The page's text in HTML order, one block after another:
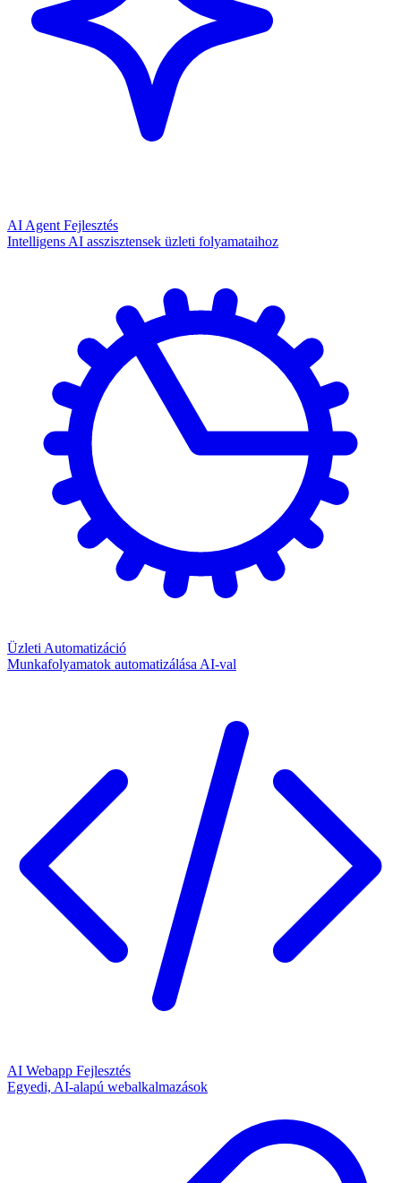
AI Agent Fejlesztés
Intelligens AI asszisztensek üzleti folyamataihoz
Üzleti Automatizáció
Munkafolyamatok automatizálása AI-val
AI Webapp Fejlesztés
Egyedi, AI-alapú webalkalmazások